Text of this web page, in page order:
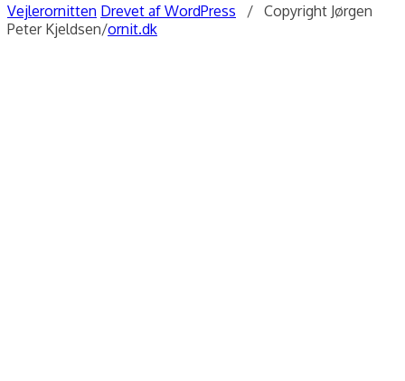
Vejlerornitten Drevet af WordPress / Copyright Jørgen
Peter Kjeldsen/ornit.dk